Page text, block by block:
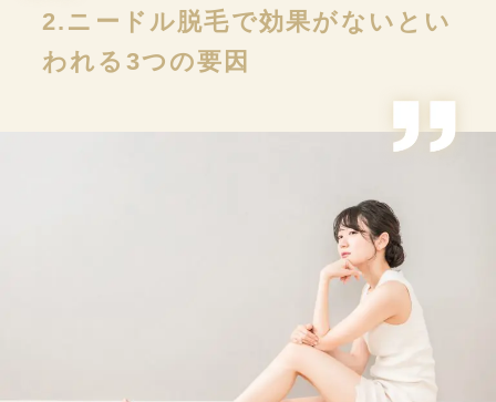
2.ニードル脱毛で効果がないとい
われる3つの要因